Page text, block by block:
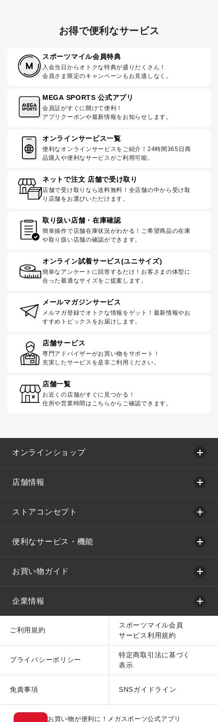
お得で便利なサービス
スポーツマイル会員特典
入会当日からオトクな特典が盛りだくさん！
会員さま限定のキャンペーンもお見逃しなく。
MEGA SPORTS 公式アプリ
会員証がすぐに開けて便利！
アプリクーポンや最新情報をお知らせします。
オンラインサービス一覧
便利なオンラインサービスをご紹介！24時間365日商
品購入や便利なサービスがご利用可能。
ネットで注文 店舗で受け取り
店舗で受け取りなら送料無料！全店舗の中から受け取
り店舗をお選びいただけます。
取り扱い店舗・在庫確認
簡単操作で店舗在庫状況がわかる！ご希望商品の在庫
や取り扱い店舗の確認ができます。
オンライン試着サービス(ユニサイズ)
簡単なアンケートに回答するだけ！お客さまの体型に
合った最適なサイズをご提案します。
メールマガジンサービス
メルマガ登録でオトクな情報をゲット！最新情報やお
すすめトピックスをお届けします。
店舗サービス
専門アドバイザーがお買い物をサポート！
充実したサービスを是非ご利用ください。
店舗一覧
お近くの店舗がすぐに見つかる！
住所や営業時間はこちらからご確認できます。
オンラインショップ
店舗情報
ストアコンセプト
便利なサービス・機能
お買い物ガイド
企業情報
ご利用規約
スポーツマイル会員
サービス利用規約
プライバシーポリシー
特定商取引法に基づく
表示
免責事項 SNSガイドライン
お買い物が便利に！メガスポーツ公式アプリ